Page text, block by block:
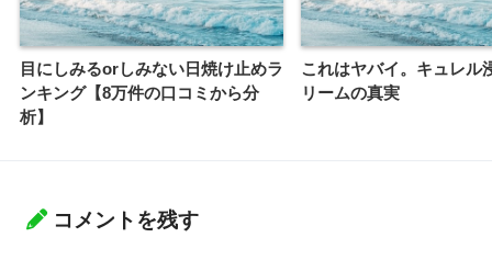
目にしみるorしみない日焼け止めラ
ンキング【8万件の口コミから分
析】
これはヤバイ。キュレル
リームの真実
コメントを残す